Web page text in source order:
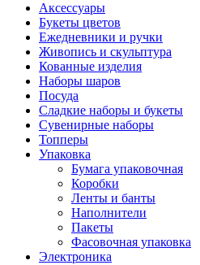
Аксессуары
Букеты цветов
Ежедневники и ручки
Живопись и скульптура
Кованные изделия
Наборы шаров
Посуда
Сладкие наборы и букеты
Сувенирные наборы
Топперы
Упаковка
Бумага упаковочная
Коробки
Ленты и банты
Наполнители
Пакеты
Фасовочная упаковка
Электроника